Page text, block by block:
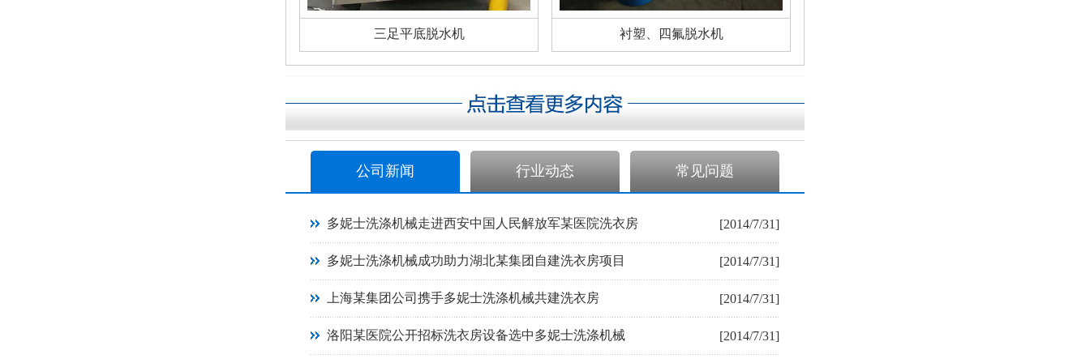
三足平底脱水机 衬塑、四氟脱水机
公司新闻 行业动态 常见问题
多妮士洗涤机械走进西安中国人民解放军某医院洗衣房 [2014/7/31]
多妮士洗涤机械成功助力湖北某集团自建洗衣房项目 [2014/7/31]
上海某集团公司携手多妮士洗涤机械共建洗衣房 [2014/7/31]
洛阳某医院公开招标洗衣房设备选中多妮士洗涤机械 [2014/7/31]